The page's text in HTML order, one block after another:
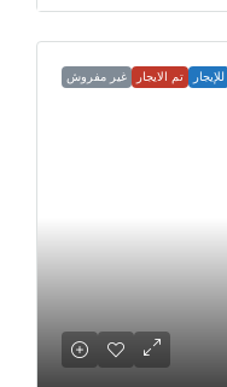
للإيجار تم الايجار غير مفروش